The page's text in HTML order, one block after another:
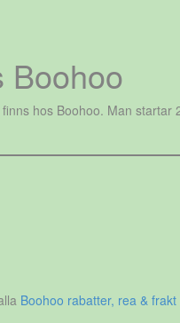
Boohoo
hos Boohoo. Man
Boohoo rabatter, rea & frakt